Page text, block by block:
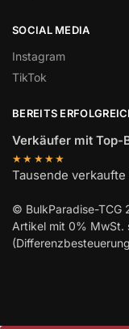
SOCIAL MEDIA
Instagram
TikTok
BEREITS
Verkäufer mit Top-
★★★★★
Tausende
© BulkParadise-TCG
Artikel mit 0% MwSt.